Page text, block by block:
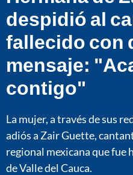
despidió al
fallecido con
mensaje:
contigo"
La mujer, a través de sus
adiós a Zair Guette,
regional mexicana que fue
de Valle del Cauca.